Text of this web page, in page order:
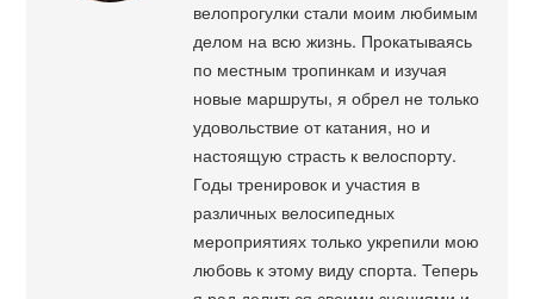
велопрогулки стали моим любимым
делом на всю жизнь. Прокатываясь
по местным тропинкам и изучая
новые маршруты, я обрел не только
удовольствие от катания, но и
настоящую страсть к велоспорту.
Годы тренировок и участия в
различных велосипедных
мероприятиях только укрепили мою
любовь к этому виду спорта. Теперь